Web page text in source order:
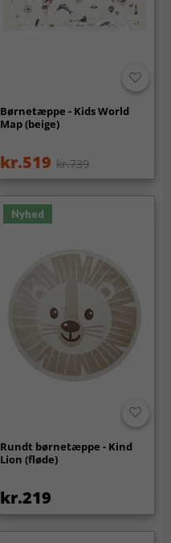
Børnetæppe - Kids World
Map (beige)
kr.519 kr.739
Nyhed
Rundt børnetæppe - Kind
Lion (fløde)
kr.219